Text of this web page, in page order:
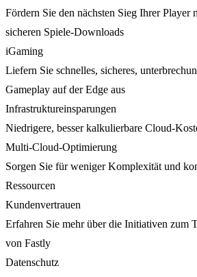
Fördern Sie den nächsten Sieg Ihrer Player
sicheren Spiele-Downloads
iGaming
Liefern Sie schnelles, sicheres,
Gameplay auf der Edge aus
Infrastruktureinsparungen
Niedrigere, besser kalkulierbare Cloud-
Multi-Cloud-Optimierung
Sorgen Sie für weniger Komplexität und
Ressourcen
Kundenvertrauen
Erfahren Sie mehr über die Initiativen zum
von Fastly
Datenschutz